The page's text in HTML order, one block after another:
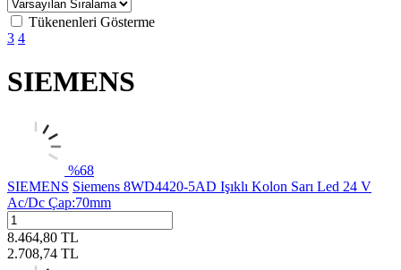
Tükenenleri Gösterme
3 4
SIEMENS
%68
SIEMENS Siemens 8WD4420-5AD Işıklı Kolon Sarı Led 24 V
Ac/Dc Çap:70mm
8.464,80 TL
2.708,74 TL